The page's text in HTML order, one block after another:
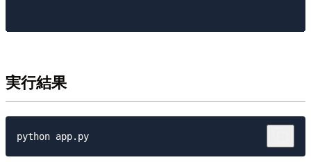
実行結果